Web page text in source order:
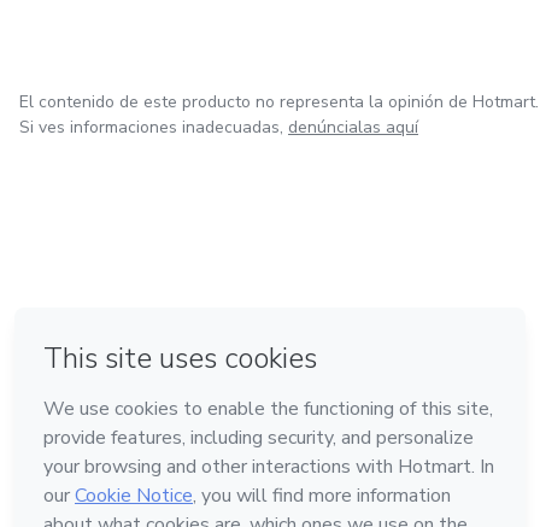
El contenido de este producto no representa la opinión de Hotmart.
Si ves informaciones inadecuadas, denúncialas aquí
Hecho con❤ en Belo Horizonte
Conoce Hotmart